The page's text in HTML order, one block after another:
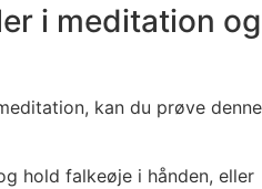
i meditation og
kan du prøve denne
hold falkeøje i hånden, eller